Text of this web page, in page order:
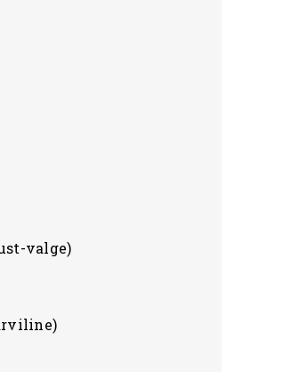
valge)